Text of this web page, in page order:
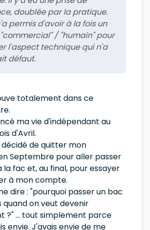
doublée par la pratique.
permis d'avoir à la fois un
/ "humain" pour
l'aspect technique qui n'a
défaut.
totalement dans ce
ma vie d'indépendant au
d'Avril.
de quitter mon
Septembre pour aller passer
la fac et, au final, pour essayer
à mon compte.
dire : "pourquoi passer un bac
quand on veut devenir
?" ... tout simplement parce
envie. J'avais envie de me